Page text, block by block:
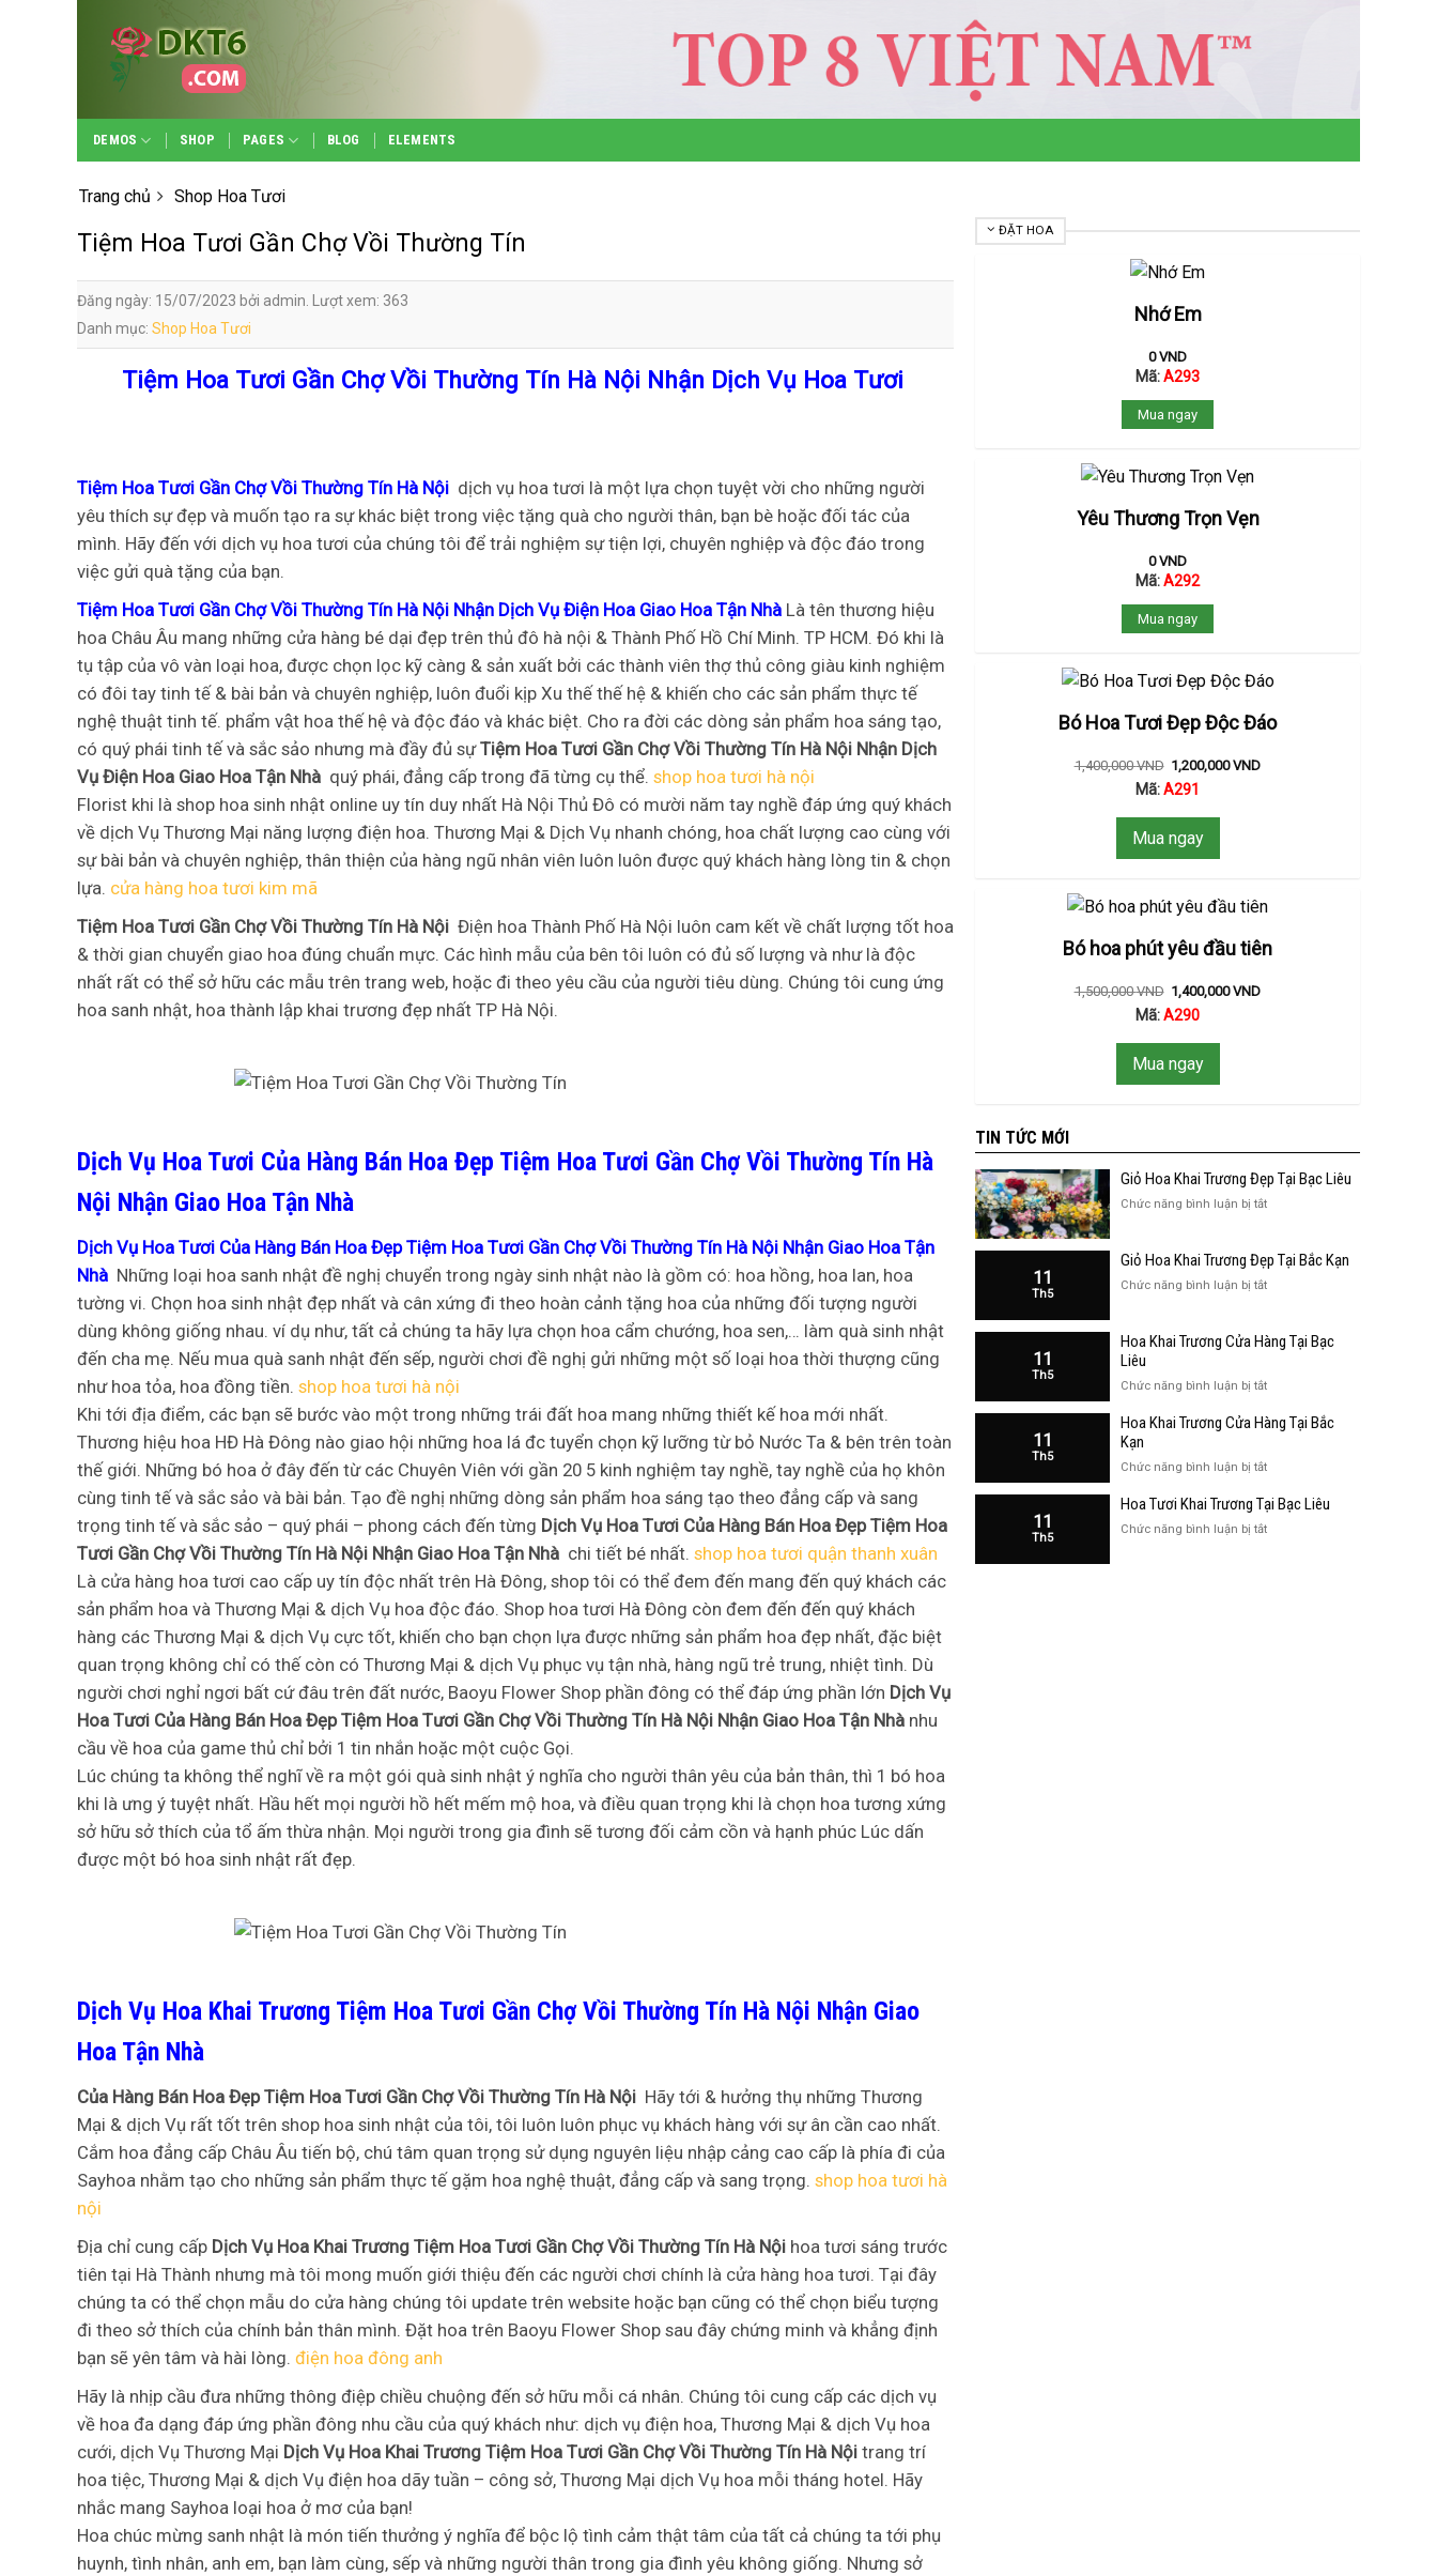
content
DEMOS SHOP PAGES BLOG ELEMENTS
Trang chủ Shop Hoa Tươi
Tiệm Hoa Tươi Gần Chợ Vồi Thường Tín
Đăng ngày: 15/07/2023 bởi admin. Lượt xem: 363
Danh mục: Shop Hoa Tươi
Tiệm Hoa Tươi Gần Chợ Vồi Thường Tín Hà Nội Nhận Dịch Vụ Hoa Tươi
Tiệm Hoa Tươi Gần Chợ Vồi Thường Tín Hà Nội dịch vụ hoa tươi là một lựa chọn tuyệt vời cho những người
yêu thích sự đẹp và muốn tạo ra sự khác biệt trong việc tặng quà cho người thân, bạn bè hoặc đối tác của
mình. Hãy đến với dịch vụ hoa tươi của chúng tôi để trải nghiệm sự tiện lợi, chuyên nghiệp và độc đáo trong
việc gửi quà tặng của bạn.
Tiệm Hoa Tươi Gần Chợ Vồi Thường Tín Hà Nội Nhận Dịch Vụ Điện Hoa Giao Hoa Tận Nhà Là tên thương hiệu
hoa Châu Âu mang những cửa hàng bé dại đẹp trên thủ đô hà nội & Thành Phố Hồ Chí Minh. TP HCM. Đó khi là
tụ tập của vô vàn loại hoa, được chọn lọc kỹ càng & sản xuất bởi các thành viên thợ thủ công giàu kinh nghiệm
có đôi tay tinh tế & bài bản và chuyên nghiệp, luôn đuổi kịp Xu thế thế hệ & khiến cho các sản phẩm thực tế
nghệ thuật tinh tế. phẩm vật hoa thế hệ và độc đáo và khác biệt. Cho ra đời các dòng sản phẩm hoa sáng tạo,
có quý phái tinh tế và sắc sảo nhưng mà đầy đủ sựTiệm Hoa Tươi Gần Chợ Vồi Thường Tín Hà Nội Nhận Dịch
Vụ Điện Hoa Giao Hoa Tận Nhà quý phái, đẳng cấp trong đã từng cụ thể. shop hoa tươi hà nội
Florist khi là shop hoa sinh nhật online uy tín duy nhất Hà Nội Thủ Đô có mười năm tay nghề đáp ứng quý khách
về dịch Vụ Thương Mại năng lượng điện hoa. Thương Mại & Dịch Vụ nhanh chóng, hoa chất lượng cao cùng với
sự bài bản và chuyên nghiệp, thân thiện của hàng ngũ nhân viên luôn luôn được quý khách hàng lòng tin & chọn
lựa. cửa hàng hoa tươi kim mã
Tiệm Hoa Tươi Gần Chợ Vồi Thường Tín Hà Nội Điện hoa Thành Phố Hà Nội luôn cam kết về chất lượng tốt hoa
& thời gian chuyển giao hoa đúng chuẩn mực. Các hình mẫu của bên tôi luôn có đủ số lượng và như là độc
nhất rất có thể sở hữu các mẫu trên trang web, hoặc đi theo yêu cầu của người tiêu dùng. Chúng tôi cung ứng
hoa sanh nhật, hoa thành lập khai trương đẹp nhất TP Hà Nội.
Dịch Vụ Hoa Tươi Của Hàng Bán Hoa Đẹp Tiệm Hoa Tươi Gần Chợ Vồi Thường Tín Hà
Nội Nhận Giao Hoa Tận Nhà
Dịch Vụ Hoa Tươi Của Hàng Bán Hoa Đẹp Tiệm Hoa Tươi Gần Chợ Vồi Thường Tín Hà Nội Nhận Giao Hoa Tận
Nhà Những loại hoa sanh nhật đề nghị chuyển trong ngày sinh nhật nào là gồm có: hoa hồng, hoa lan, hoa
tường vi. Chọn hoa sinh nhật đẹp nhất và cân xứng đi theo hoàn cảnh tặng hoa của những đối tượng người
dùng không giống nhau. ví dụ như, tất cả chúng ta hãy lựa chọn hoa cẩm chướng, hoa sen,… làm quà sinh nhật
đến cha mẹ. Nếu mua quà sanh nhật đến sếp, người chơi đề nghị gửi những một số loại hoa thời thượng cũng
như hoa tỏa, hoa đồng tiền. shop hoa tươi hà nội
Khi tới địa điểm, các bạn sẽ bước vào một trong những trái đất hoa mang những thiết kế hoa mới nhất.
Thương hiệu hoa HĐ Hà Đông nào giao hội những hoa lá đc tuyển chọn kỹ lưỡng từ bỏ Nước Ta & bên trên toàn
thế giới. Những bó hoa ở đây đến từ các Chuyên Viên với gần 20 5 kinh nghiệm tay nghề, tay nghề của họ khôn
cùng tinh tế và sắc sảo và bài bản. Tạo đề nghị những dòng sản phẩm hoa sáng tạo theo đẳng cấp và sang
trọng tinh tế và sắc sảo – quý phái – phong cách đến từng Dịch Vụ Hoa Tươi Của Hàng Bán Hoa Đẹp Tiệm Hoa
Tươi Gần Chợ Vồi Thường Tín Hà Nội Nhận Giao Hoa Tận Nhà chi tiết bé nhất. shop hoa tươi quận thanh xuân
Là cửa hàng hoa tươi cao cấp uy tín độc nhất trên Hà Đông, shop tôi có thể đem đến mang đến quý khách các
sản phẩm hoa và Thương Mại & dịch Vụ hoa độc đáo. Shop hoa tươi Hà Đông còn đem đến đến quý khách
hàng các Thương Mại & dịch Vụ cực tốt, khiến cho bạn chọn lựa được những sản phẩm hoa đẹp nhất, đặc biệt
quan trọng không chỉ có thế còn có Thương Mại & dịch Vụ phục vụ tận nhà, hàng ngũ trẻ trung, nhiệt tình. Dù
người chơi nghỉ ngơi bất cứ đâu trên đất nước, Baoyu Flower Shop phần đông có thể đáp ứng phần lớn Dịch Vụ
Hoa Tươi Của Hàng Bán Hoa Đẹp Tiệm Hoa Tươi Gần Chợ Vồi Thường Tín Hà Nội Nhận Giao Hoa Tận Nhà nhu
cầu về hoa của game thủ chỉ bởi 1 tin nhắn hoặc một cuộc Gọi.
Lúc chúng ta không thể nghĩ về ra một gói quà sinh nhật ý nghĩa cho người thân yêu của bản thân, thì 1 bó hoa
khi là ưng ý tuyệt nhất. Hầu hết mọi người hồ hết mếm mộ hoa, và điều quan trọng khi là chọn hoa tương xứng
sở hữu sở thích của tổ ấm thừa nhận. Mọi người trong gia đình sẽ tương đối cảm cồn và hạnh phúc Lúc dấn
được một bó hoa sinh nhật rất đẹp.
Dịch Vụ Hoa Khai Trương Tiệm Hoa Tươi Gần Chợ Vồi Thường Tín Hà Nội Nhận Giao
Hoa Tận Nhà
Của Hàng Bán Hoa Đẹp Tiệm Hoa Tươi Gần Chợ Vồi Thường Tín Hà Nội Hãy tới & hưởng thụ những Thương
Mại & dịch Vụ rất tốt trên shop hoa sinh nhật của tôi, tôi luôn luôn phục vụ khách hàng với sự ân cần cao nhất.
Cắm hoa đẳng cấp Châu Âu tiến bộ, chú tâm quan trọng sử dụng nguyên liệu nhập cảng cao cấp là phía đi của
Sayhoa nhằm tạo cho những sản phẩm thực tế gặm hoa nghệ thuật, đẳng cấp và sang trọng. shop hoa tươi hà
nội
Địa chỉ cung cấp Dịch Vụ Hoa Khai Trương Tiệm Hoa Tươi Gần Chợ Vồi Thường Tín Hà Nội hoa tươi sáng trước
tiên tại Hà Thành nhưng mà tôi mong muốn giới thiệu đến các người chơi chính là cửa hàng hoa tươi. Tại đây
chúng ta có thể chọn mẫu do cửa hàng chúng tôi update trên website hoặc bạn cũng có thể chọn biểu tượng
đi theo sở thích của chính bản thân mình. Đặt hoa trên Baoyu Flower Shop sau đây chứng minh và khẳng định
bạn sẽ yên tâm và hài lòng. điện hoa đông anh
Hãy là nhịp cầu đưa những thông điệp chiều chuộng đến sở hữu mỗi cá nhân. Chúng tôi cung cấp các dịch vụ
về hoa đa dạng đáp ứng phần đông nhu cầu của quý khách như: dịch vụ điện hoa, Thương Mại & dịch Vụ hoa
cưới, dịch Vụ Thương Mại Dịch Vụ Hoa Khai Trương Tiệm Hoa Tươi Gần Chợ Vồi Thường Tín Hà Nội trang trí
hoa tiệc, Thương Mại & dịch Vụ điện hoa dãy tuần – công sở, Thương Mại dịch Vụ hoa mỗi tháng hotel. Hãy
nhắc mang Sayhoa loại hoa ở mơ của bạn!
Hoa chúc mừng sanh nhật là món tiến thưởng ý nghĩa để bộc lộ tình cảm thật tâm của tất cả chúng ta tới phụ
huynh, tình nhân, anh em, bạn làm cùng, sếp và những người thân trong gia đình yêu không giống. Nhưng sở
ĐẶT HOA
Nhớ Em
0VND
Mã:A293
Mua ngay
Yêu Thương Trọn Vẹn
0VND
Mã:A292
Mua ngay
Bó Hoa Tươi Đẹp Độc Đáo
1,400,000VND 1,200,000VND
Mã:A291
Mua ngay
Bó hoa phút yêu đầu tiên
1,500,000VND 1,400,000VND
Mã:A290
Mua ngay
TIN TỨC MỚI
Giỏ Hoa Khai Trương Đẹp Tại Bạc Liêu
Chức năng bình luận bị tắtở
Khai
Đẹp
Liêu
11
Th5
Giỏ Hoa Khai Trương Đẹp Tại Bắc Kạn
Chức năng bình luận bị tắtở
Khai
Tại
Kạn
11
Th5
Hoa Khai Trương Cửa Hàng Tại Bạc
Liêu
Chức năng bình luận bị tắtở
Khai
Hàng
Bạc
Liêu
11
Th5
Hoa Khai Trương Cửa Hàng Tại Bắc
Kạn
Chức năng bình luận bị tắtở
Khai
11
Th5
Hoa Tươi Khai Trương Tại Bạc Liêu
Chức năng bình luận bị tắtở